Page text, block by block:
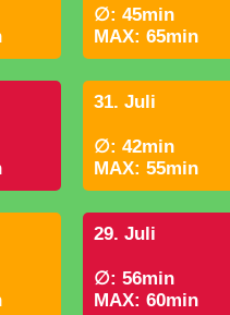
∅: 45min
MAX: 65min
31. Juli
∅: 42min
MAX: 55min
29. Juli
∅: 56min
MAX: 60min